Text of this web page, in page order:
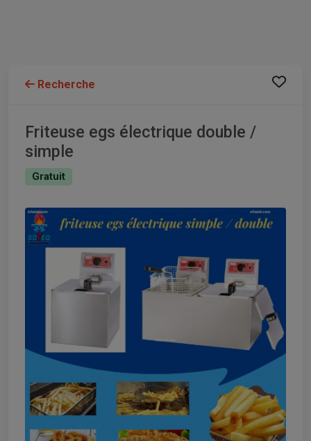
Recherche
Friteuse egs électrique double /
simple
Gratuit